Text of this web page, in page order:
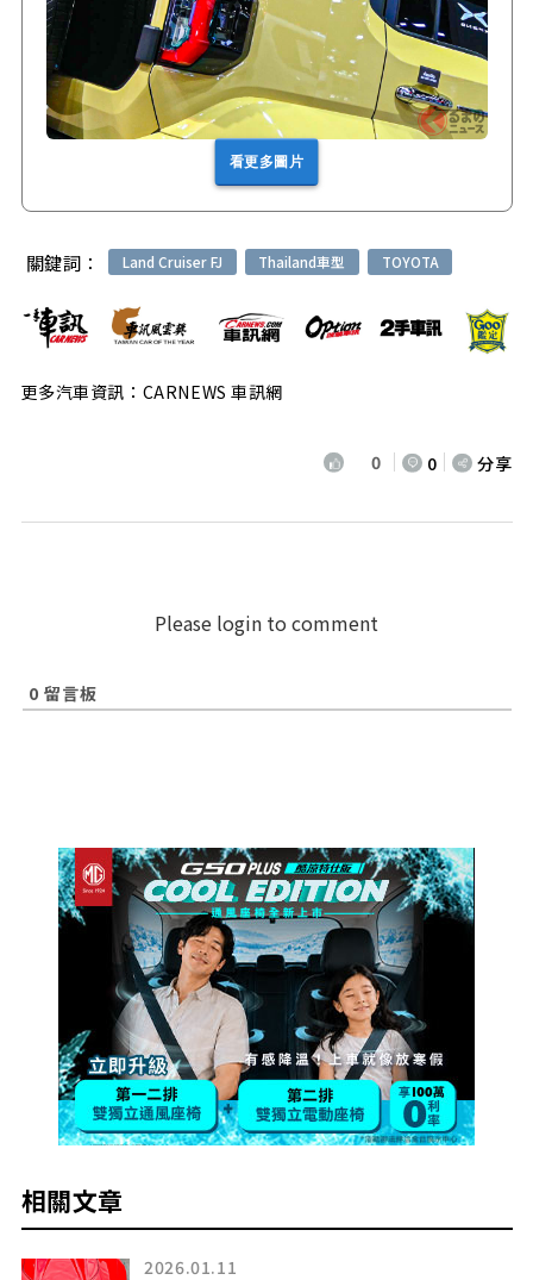
看更多圖片
關鍵詞： Land Cruiser FJ Thailand車型 TOYOTA
更多汽車資訊：CARNEWS 車訊網
0 0 分享
Please login to comment
0 留言板
相關文章
2026.01.11